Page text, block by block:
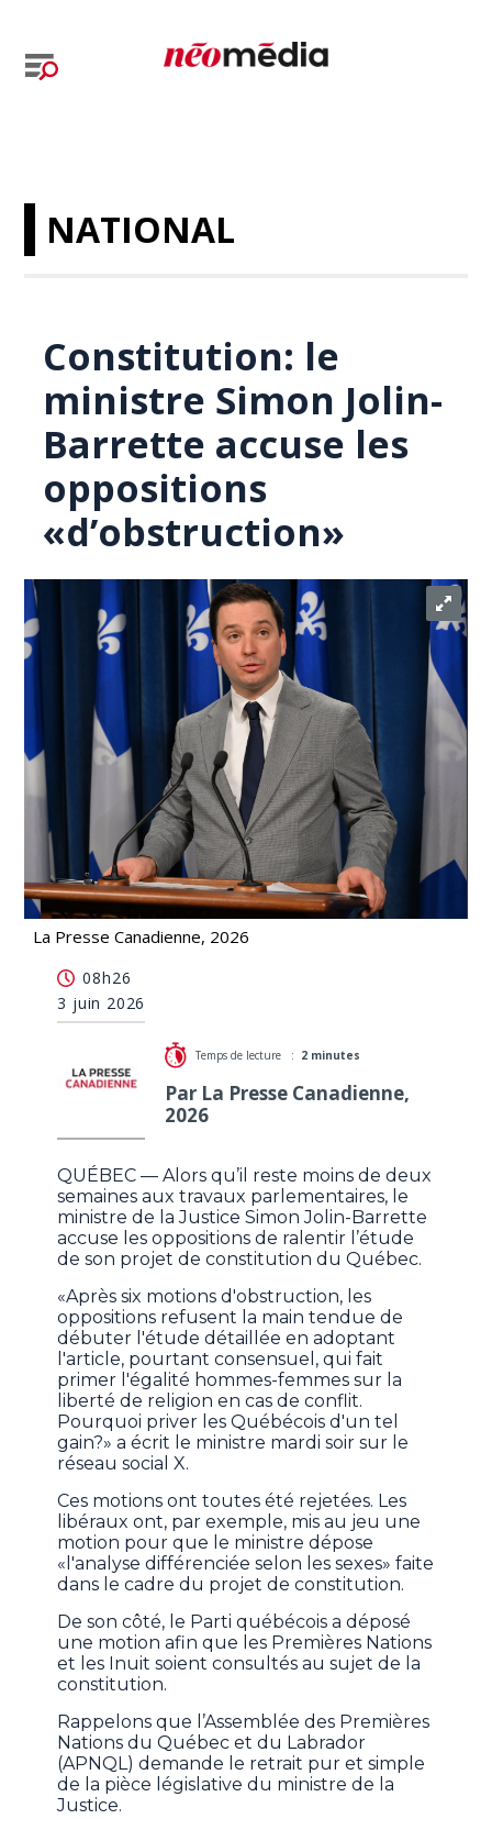
NATIONAL
Constitution: le
ministre Simon Jolin-
Barrette accuse les
oppositions
«d’obstruction»
La Presse Canadienne, 2026
accuse les oppositions «d’obstruction»
08h26
3 juin 2026
Temps de lecture : 2 minutes
Par La Presse Canadienne,
2026
QUÉBEC — Alors qu’il reste moins de deux
semaines aux travaux parlementaires, le
ministre de la Justice Simon Jolin-Barrette
accuse les oppositions de ralentir l’étude
de son projet de constitution du Québec.
«Après six motions d'obstruction, les
oppositions refusent la main tendue de
débuter l'étude détaillée en adoptant
l'article, pourtant consensuel, qui fait
primer l'égalité hommes-femmes sur la
liberté de religion en cas de conflit.
Pourquoi priver les Québécois d'un tel
gain?» a écrit le ministre mardi soir sur le
réseau social X.
Ces motions ont toutes été rejetées. Les
libéraux ont, par exemple, mis au jeu une
motion pour que le ministre dépose
«l'analyse différenciée selon les sexes» faite
dans le cadre du projet de constitution.
De son côté, le Parti québécois a déposé
une motion afin que les Premières Nations
et les Inuit soient consultés au sujet de la
constitution.
Rappelons que l’Assemblée des Premières
Nations du Québec et du Labrador
(APNQL) demande le retrait pur et simple
de la pièce législative du ministre de la
Justice.